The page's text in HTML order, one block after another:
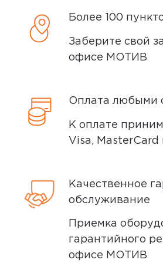
Профиль
Headset
Есть
Голосовой набор
20 м
Индикатор уровня заряда
после того, как вы
Доставка курьером
следующий день после
заказ был оформлен до
выбрать время доставки
вас способ оплаты. Все
специалистом после
покупки.
Условия доставки
Доставка заказов
Более 100
Заберите свой
офисе МОТИВ
Оплата любыми
К оплате
Visa,
Качественное
обслуживание
Приемка
гарантийного
офисе МОТИВ